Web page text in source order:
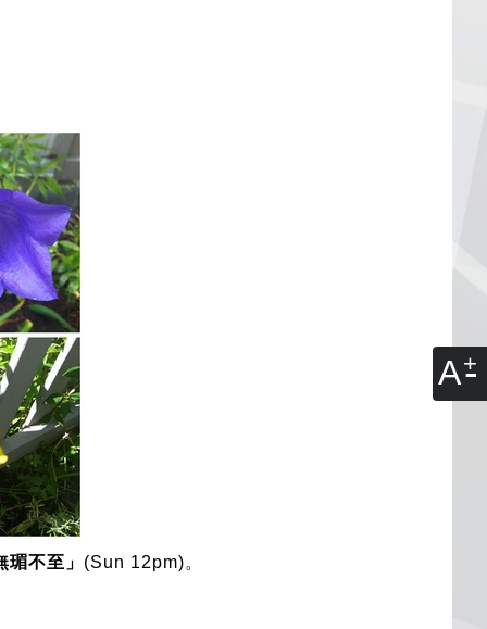
A
瑂不至 」 (Sun 12pm)。